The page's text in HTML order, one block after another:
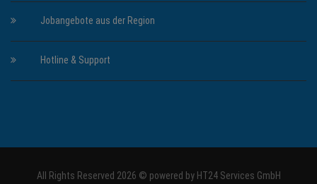
Jobangebote aus der Region
Hotline & Support
All Rights Reserved 2026 © powered by HT24 Services GmbH